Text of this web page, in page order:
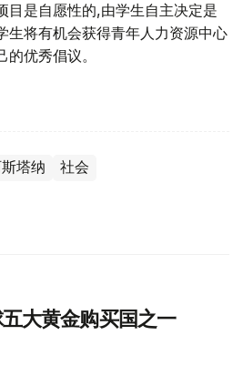
目是自愿性的,由学生自主决定是
生将有机会获得青年人力资源中心
优秀倡议。
斯塔纳 社会
大黄金购买国之一